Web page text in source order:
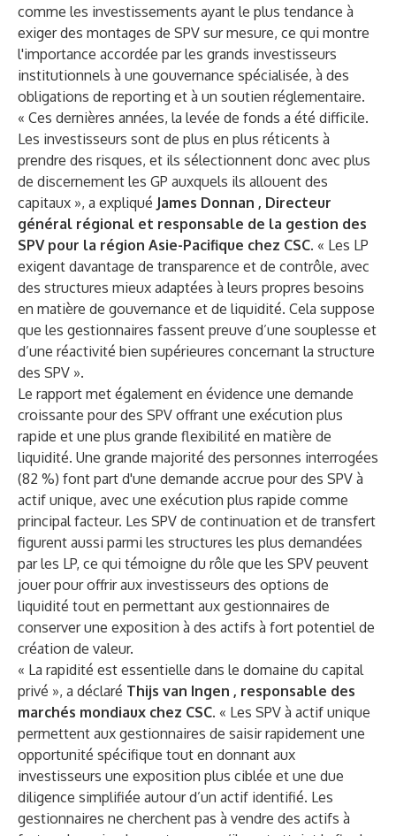
comme les investissements ayant le plus tendance à
exiger des montages de SPV sur mesure, ce qui montre
l'importance accordée par les grands investisseurs
institutionnels à une gouvernance spécialisée, à des
obligations de reporting et à un soutien réglementaire.
« Ces dernières années, la levée de fonds a été difficile.
Les investisseurs sont de plus en plus réticents à
prendre des risques, et ils sélectionnent donc avec plus
de discernement les GP auxquels ils allouent des
capitaux », a expliqué James Donnan , Directeur
général régional et responsable de la gestion des
SPV pour la région Asie-Pacifique chez CSC. « Les LP
exigent davantage de transparence et de contrôle, avec
des structures mieux adaptées à leurs propres besoins
en matière de gouvernance et de liquidité. Cela suppose
que les gestionnaires fassent preuve d’une souplesse et
d’une réactivité bien supérieures concernant la structure
des SPV ».
Le rapport met également en évidence une demande
croissante pour des SPV offrant une exécution plus
rapide et une plus grande flexibilité en matière de
liquidité. Une grande majorité des personnes interrogées
(82 %) font part d'une demande accrue pour des SPV à
actif unique, avec une exécution plus rapide comme
principal facteur. Les SPV de continuation et de transfert
figurent aussi parmi les structures les plus demandées
par les LP, ce qui témoigne du rôle que les SPV peuvent
jouer pour offrir aux investisseurs des options de
liquidité tout en permettant aux gestionnaires de
conserver une exposition à des actifs à fort potentiel de
création de valeur.
« La rapidité est essentielle dans le domaine du capital
privé », a déclaré Thijs van Ingen , responsable des
marchés mondiaux chez CSC. « Les SPV à actif unique
permettent aux gestionnaires de saisir rapidement une
opportunité spécifique tout en donnant aux
investisseurs une exposition plus ciblée et une due
diligence simplifiée autour d’un actif identifié. Les
gestionnaires ne cherchent pas à vendre des actifs à